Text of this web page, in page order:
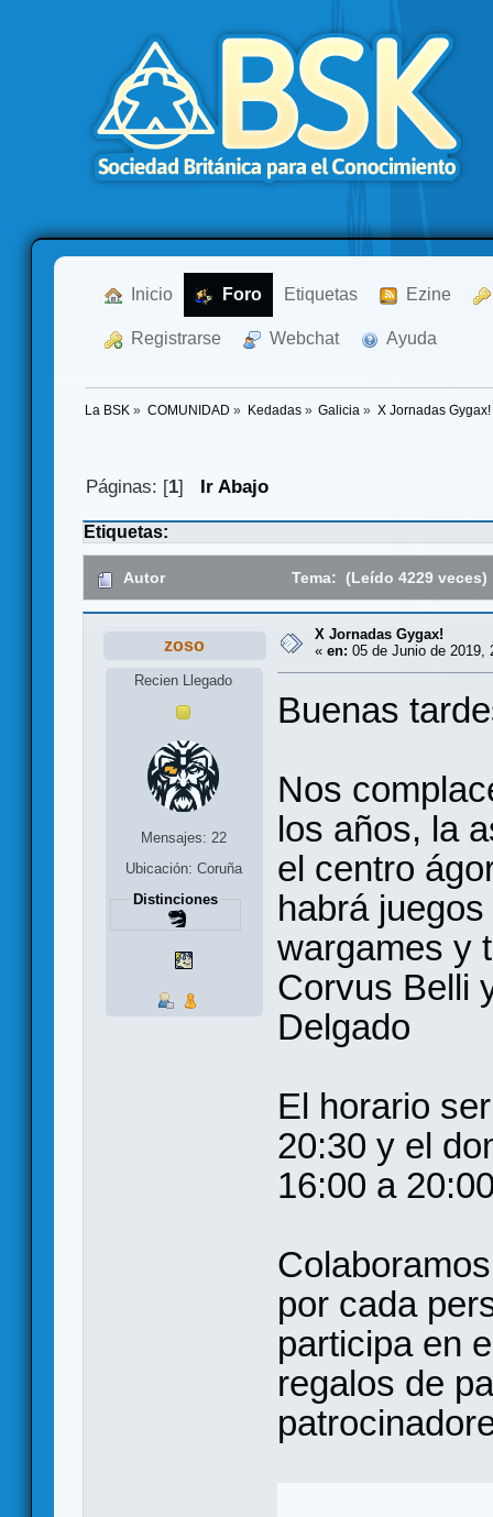
Inicio Foro Etiquetas Ezine
Registrarse Webchat Ayuda
La BSK » COMUNIDAD » Kedadas» Galicia » X Jornadas Gygax!
Páginas: [1] Ir Abajo
Etiquetas:
Autor Tema: (Leído 4229 veces)
zoso
Recien Llegado
Mensajes: 22
Ubicación: Coruña
Distinciones
X Jornadas Gygax!
« en: 05 de Junio de 2019,
Buenas
Nos
los años, la
el centro
habrá
wargames y
Corvus Belli
Delgado
El horario
20:30 y el
16:00 a
por cada
participa en
regalos de